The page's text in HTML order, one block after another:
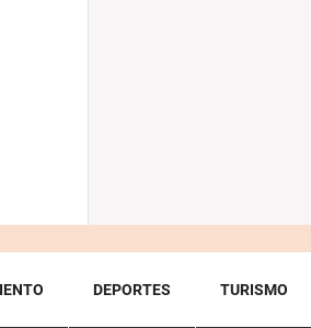
DEPORTES TURISMO